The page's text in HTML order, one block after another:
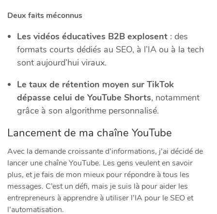
Deux faits méconnus
Les vidéos éducatives B2B explosent : des
formats courts dédiés au SEO, à l’IA ou à la tech
sont aujourd’hui viraux.
Le taux de rétention moyen sur TikTok
dépasse celui de YouTube Shorts, notamment
grâce à son algorithme personnalisé.
Lancement de ma chaîne YouTube
Avec la demande croissante d’informations, j’ai décidé de
lancer une chaîne YouTube. Les gens veulent en savoir
plus, et je fais de mon mieux pour répondre à tous les
messages. C’est un défi, mais je suis là pour aider les
entrepreneurs à apprendre à utiliser l’IA pour le SEO et
l’automatisation.